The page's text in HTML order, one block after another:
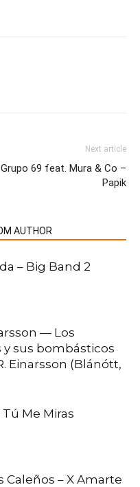
Next article
Grupo 69 feat. Mura & Co –
Papik
AUTHOR
– Big Band 2
— Los
sus bombásticos
Einarsson (Blánótt,
Tú Me Miras
Caleños – X Amarte